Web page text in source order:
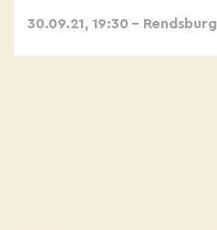
30.09.21, 19:30 – Rendsburg